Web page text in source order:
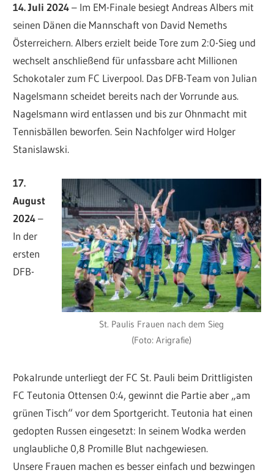
14. Juli 2024– Im EM-Finale besiegt Andreas Albers mit
seinen Dänen die Mannschaft von David Nemeths
Österreichern. Albers erzielt beide Tore zum 2:0-Sieg und
wechselt anschließend für unfassbare acht Millionen
Schokotaler zum FC Liverpool. Das DFB-Team von Julian
Nagelsmann scheidet bereits nach der Vorrunde aus.
Nagelsmann wird entlassen und bis zur Ohnmacht mit
Tennisbällen beworfen. Sein Nachfolger wird Holger
Stanislawski.
St. Paulis Frauen nach dem Sieg
(Foto: Arigrafie)
17.
August
2024–
In der
ersten
DFB-
Pokalrunde unterliegt der FC St. Pauli beim Drittligisten
FC Teutonia Ottensen 0:4, gewinnt die Partie aber „am
grünen Tisch“ vor dem Sportgericht. Teutonia hat einen
gedopten Russen eingesetzt: In seinem Wodka werden
unglaubliche 0,8 Promille Blut nachgewiesen.
Unsere Frauen machen es besser einfach und bezwingen